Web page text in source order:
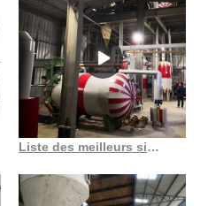
Liste des meilleurs sites d’extraction de pétrole au Costa Rica